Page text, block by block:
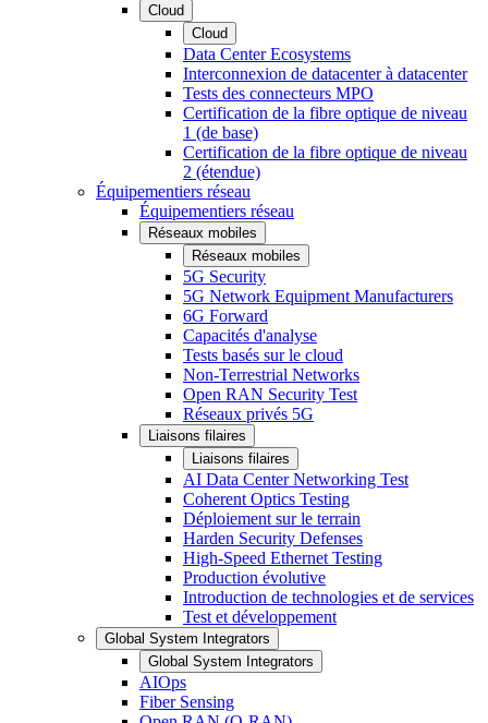
Cloud
Cloud
Data Center Ecosystems
Interconnexion de datacenter à datacenter
Tests des connecteurs MPO
Certification de la fibre optique de niveau
1 (de base)
Certification de la fibre optique de niveau
2 (étendue)
Équipementiers réseau
Équipementiers réseau
Réseaux mobiles
Réseaux mobiles
5G Security
5G Network Equipment Manufacturers
6G Forward
Capacités d'analyse
Tests basés sur le cloud
Non-Terrestrial Networks
Open RAN Security Test
Réseaux privés 5G
Liaisons filaires
Liaisons filaires
AI Data Center Networking Test
Coherent Optics Testing
Déploiement sur le terrain
Harden Security Defenses
High-Speed Ethernet Testing
Production évolutive
Introduction de technologies et de services
Test et développement
Global System Integrators
Global System Integrators
AIOps
Fiber Sensing